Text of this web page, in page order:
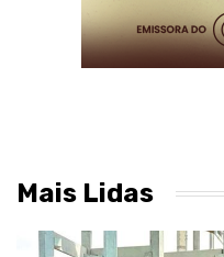
Mais Lidas